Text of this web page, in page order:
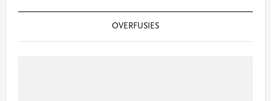
OVERFUSIES